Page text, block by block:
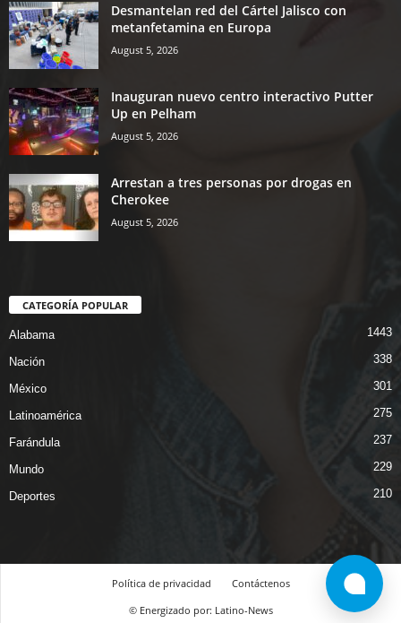
Desmantelan red del Cártel Jalisco con
metanfetamina en Europa
August 5, 2026
Inauguran nuevo centro interactivo Putter
Up en Pelham
August 5, 2026
Arrestan a tres personas por drogas en
Cherokee
August 5, 2026
CATEGORÍA POPULAR
Alabama 1443
Nación 338
México 301
Latinoamérica 275
Farándula 237
Mundo 229
Deportes 210
Política de privacidad
Contáctenos
© Energizado por: Latino-News